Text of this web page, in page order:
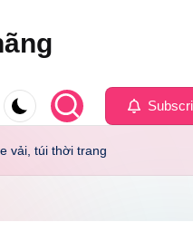
vải, túi thời trang